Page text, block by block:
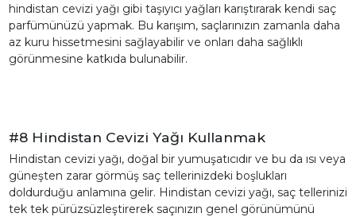
hindistan cevizi yağı gibi taşıyıcı yağları karıştırarak kendi saç
parfümünüzü yapmak. Bu karışım, saçlarınızın zamanla daha
az kuru hissetmesini sağlayabilir ve onları daha sağlıklı
görünmesine katkıda bulunabilir.
#8 Hindistan Cevizi Yağı Kullanmak
Hindistan cevizi yağı, doğal bir yumuşatıcıdır ve bu da ısı veya
güneşten zarar görmüş saç tellerinizdeki boşlukları
doldurduğu anlamına gelir. Hindistan cevizi yağı, saç tellerinizi
tek tek pürüzsüzleştirerek saçınızın genel görünümünü